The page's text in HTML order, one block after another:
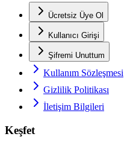
Ücretsiz Üye Ol
Kullanıcı Girişi
Şifremi Unuttum
Kullanım Sözleşmesi
Gizlilik Politikası
İletişim Bilgileri
Keşfet